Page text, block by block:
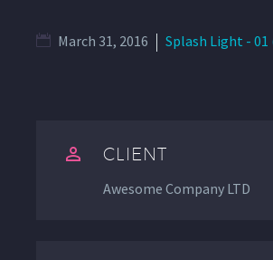
March 31, 2016 Splash Light - 01

 CLIENT
Awesome Company LTD